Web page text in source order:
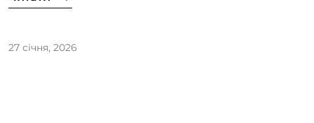
27 січня, 2026